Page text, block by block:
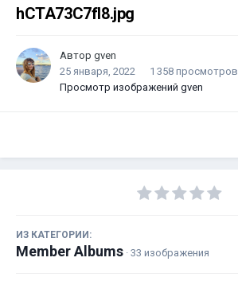
hCTA73C7fI8.jpg
Автор gven
25 января, 2022
1 358 просмотров
Просмотр изображений gven
ИЗ КАТЕГОРИИ:
Member Albums · 33 изображения